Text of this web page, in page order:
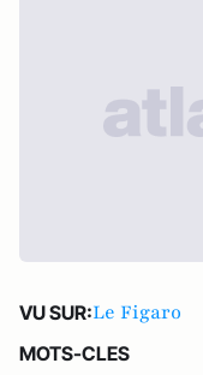
VU SUR:Le Figaro
MOTS-CLES